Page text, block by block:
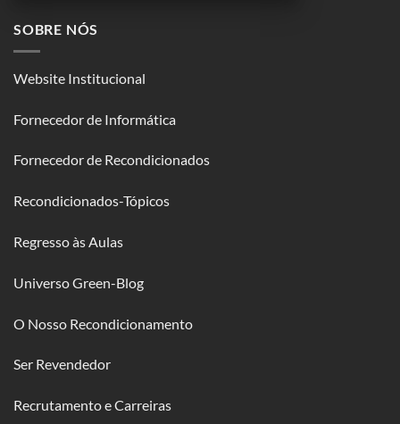
SOBRE NÓS
Website Institucional
Fornecedor de Informática
Fornecedor de Recondicionados
Recondicionados-Tópicos
Regresso às Aulas
Universo Green-Blog
O Nosso Recondicionamento
Ser Revendedor
Recrutamento e Carreiras